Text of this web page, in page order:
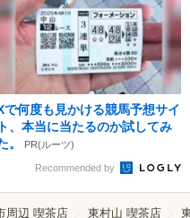
で何度も見かける競馬予想サイ
ト、本当に当たるのか試してみ
。
PR(ルーツ)
Recommended by
周辺 喫茶店 東村山 喫茶店